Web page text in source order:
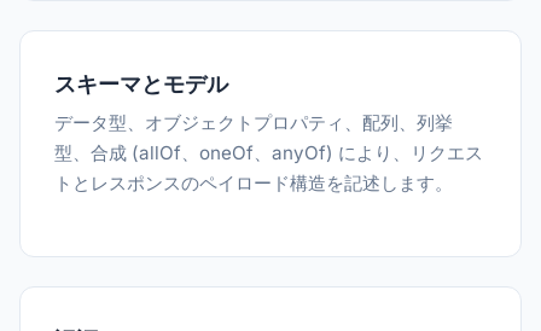
スキーマとモデル
データ型、オブジェクトプロパティ、配列、列挙
型、合成 (allOf、oneOf、anyOf) により、リクエス
トとレスポンスのペイロード構造を記述します。